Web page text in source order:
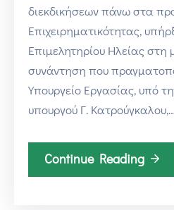
διεκδικήσεων πάνω στα
Επιχειρηματικότητας,
Επιμελητηρίου Ηλείας στη
συνάντηση που
Υπουργείο Εργασίας, υπό
υπουργού Γ.
Continue Reading